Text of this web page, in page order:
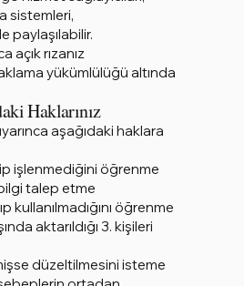
sistemleri,
paylaşılabilir.
açık rızanız
yükümlülüğü altında
Haklarınız
aşağıdaki haklara
işlenmediğini öğrenme
talep etme
kullanılmadığını öğrenme
aktarıldığı 3. kişileri
düzeltilmesini isteme